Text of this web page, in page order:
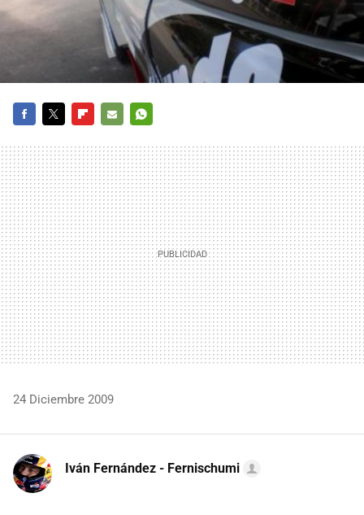
MAIL
24 Diciembre 2009
Iván Fernández - Fernischumi